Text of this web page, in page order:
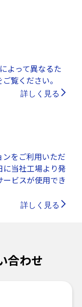
よって異なるた
覧ください。
詳しく見る
ンをご利用いただ
に当社工場より発
ビスが使用でき
詳しく見る
合わせ